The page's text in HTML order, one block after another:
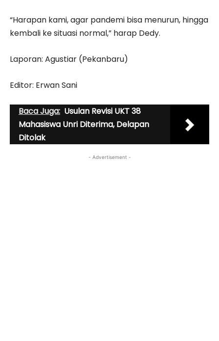
“Harapan kami, agar pandemi bisa menurun, hingga
kembali ke situasi normal,” harap Dedy.
Laporan: Agustiar (Pekanbaru)
Editor: Erwan Sani
Baca Juga: Usulan Revisi UKT 38
Mahasiswa Unri Diterima, Delapan
Ditolak
- Advertisement -